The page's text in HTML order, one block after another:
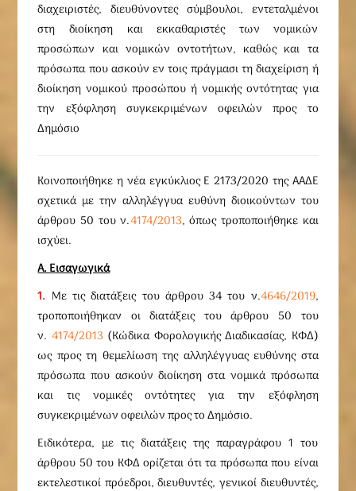
διαχειριστές, διευθύνοντες σύμβουλοι, εντεταλμένοι
στη διοίκηση και εκκαθαριστές των νομικών
προσώπων και νομικών οντοτήτων, καθώς και τα
πρόσωπα που ασκούν εν τοις πράγμασι τη διαχείριση ή
διοίκηση νομικού προσώπου ή νομικής οντότητας για
την εξόφληση συγκεκριμένων οφειλών προς το
Δημόσιο
Κοινοποιήθηκε η νέα εγκύκλιος Ε 2173/2020 της ΑΑΔΕ
σχετικά με την αλληλέγγυα ευθύνη διοικούντων του
άρθρου 50 του ν.4174/2013, όπως τροποποιήθηκε και
ισχύει.
Α. Εισαγωγικά
1. Με τις διατάξεις του άρθρου 34 του ν.4646/2019,
τροποποιήθηκαν οι διατάξεις του άρθρου 50 του
ν. 4174/2013 (Κώδικα Φορολογικής Διαδικασίας, ΚΦΔ)
ως προς τη θεμελίωση της αλληλέγγυας ευθύνης στα
πρόσωπα που ασκούν διοίκηση στα νομικά πρόσωπα
και τις νομικές οντότητες για την εξόφληση
συγκεκριμένων οφειλών προς το Δημόσιο.
Ειδικότερα, με τις διατάξεις της παραγράφου 1 του
άρθρου 50 του ΚΦΔ ορίζεται ότι τα πρόσωπα που είναι
εκτελεστικοί πρόεδροι, διευθυντές, γενικοί διευθυντές,